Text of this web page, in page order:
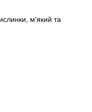
м'який та